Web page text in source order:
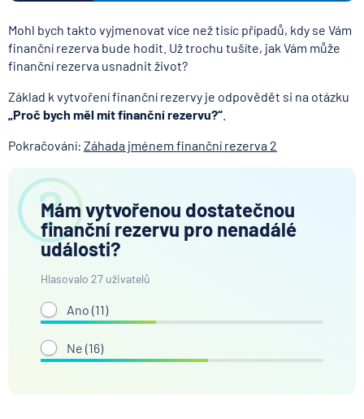
Mohl bych takto vyjmenovat více než tisíc případů, kdy se Vám
finanční rezerva bude hodit. Už trochu tušíte, jak Vám může
finanční rezerva usnadnit život?
Základ k vytvoření finanční rezervy je odpovědět si na otázku
„Proč bych měl mít finanční rezervu?“
Pokračování: Záhada jménem finanční rezerva 2
Mám vytvořenou dostatečnou
finanční rezervu pro nenadálé
události?
Hlasovalo 27 uživatelů
Ano (11)
Ne (16)